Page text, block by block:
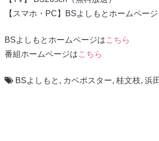
【スマホ・PC】BSよしもとホームページ
BSよしもとホームページはこちら
番組ホームページはこちら
BSよしもと , カベポスター, 桂文枝, 浜